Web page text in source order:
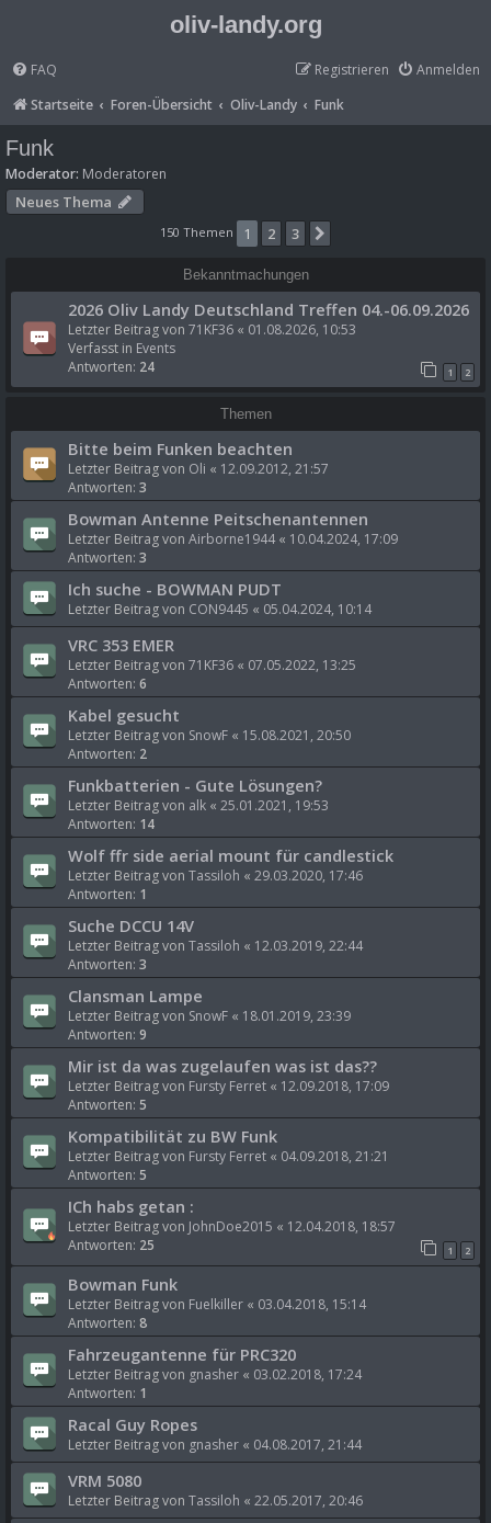
oliv-landy.org
FAQ Anmelden
Registrieren
Startseite
Foren-Übersicht Oliv-Landy Funk
Funk
Moderator: Moderatoren
Neues Thema
150 Themen 1 2 3
Bekanntmachungen
2026 Oliv Landy Deutschland Treffen 04.-06.09.2026
Letzter Beitrag von 71KF36 « 01.08.2026, 10:53
Verfasst in Events
Antworten: 24 1 2
Themen
Bitte beim Funken beachten
Letzter Beitrag von Oli « 12.09.2012, 21:57
Antworten: 3
Bowman Antenne Peitschenantennen
Letzter Beitrag von Airborne1944 « 10.04.2024, 17:09
Antworten: 3
Ich suche - BOWMAN PUDT
Letzter Beitrag von CON9445 « 05.04.2024, 10:14
VRC 353 EMER
Letzter Beitrag von 71KF36 « 07.05.2022, 13:25
Antworten: 6
Kabel gesucht
Letzter Beitrag von SnowF « 15.08.2021, 20:50
Antworten: 2
Funkbatterien - Gute Lösungen?
Letzter Beitrag von alk « 25.01.2021, 19:53
Antworten: 14
Wolf ffr side aerial mount für candlestick
Letzter Beitrag von Tassiloh « 29.03.2020, 17:46
Antworten: 1
Suche DCCU 14V
Letzter Beitrag von Tassiloh « 12.03.2019, 22:44
Antworten: 3
Clansman Lampe
Letzter Beitrag von SnowF « 18.01.2019, 23:39
Antworten: 9
Mir ist da was zugelaufen was ist das??
Letzter Beitrag von Fursty Ferret « 12.09.2018, 17:09
Antworten: 5
Kompatibilität zu BW Funk
Letzter Beitrag von Fursty Ferret « 04.09.2018, 21:21
Antworten: 5
ICh habs getan :
Letzter Beitrag von JohnDoe2015 « 12.04.2018, 18:57
Antworten: 25 1 2
Bowman Funk
Letzter Beitrag von Fuelkiller « 03.04.2018, 15:14
Antworten: 8
Fahrzeugantenne für PRC320
Letzter Beitrag von gnasher « 03.02.2018, 17:24
Antworten: 1
Racal Guy Ropes
Letzter Beitrag von gnasher « 04.08.2017, 21:44
VRM 5080
Letzter Beitrag von Tassiloh « 22.05.2017, 20:46